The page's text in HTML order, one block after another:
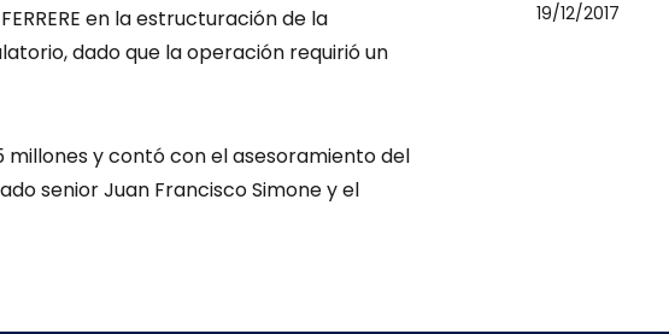
en la estructuración de la
dado que la operación requirió un
millones y contó con el asesoramiento del
senior Juan Francisco Simone y el
19/12/2017